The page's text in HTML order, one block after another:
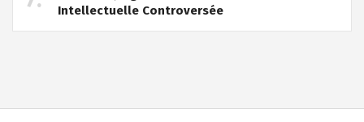
Intellectuelle Controversée